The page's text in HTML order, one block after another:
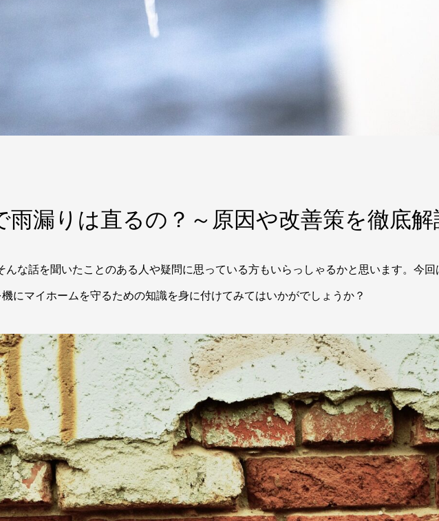
漏りは直るの？～原因や改善策を徹底解
な話を聞いたことのある人や疑問に思っている方もいらっしゃるかと思います。今
にマイホームを守るための知識を身に付けてみてはいかがでしょうか？